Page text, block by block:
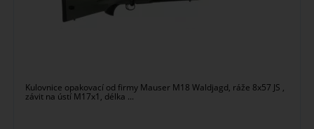
Kulovnice opakovací od firmy Mauser M18 Waldjagd, ráže 8x57 JS ,
závit na ústí M17x1, délka ...